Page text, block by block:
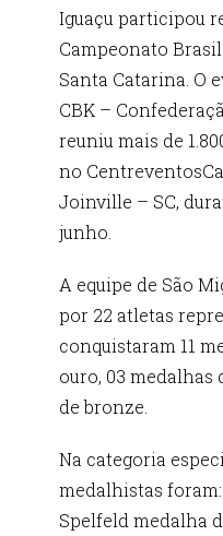
Iguaçu participou
Campeonato
Santa Catarina. O
CBK –
reuniu mais de
no
Joinville – SC,
junho.
A equipe de São
por 22 atletas
conquistaram 11
ouro, 03 medalhas
de bronze.
Na categoria
medalhistas
Spelfeld medalha